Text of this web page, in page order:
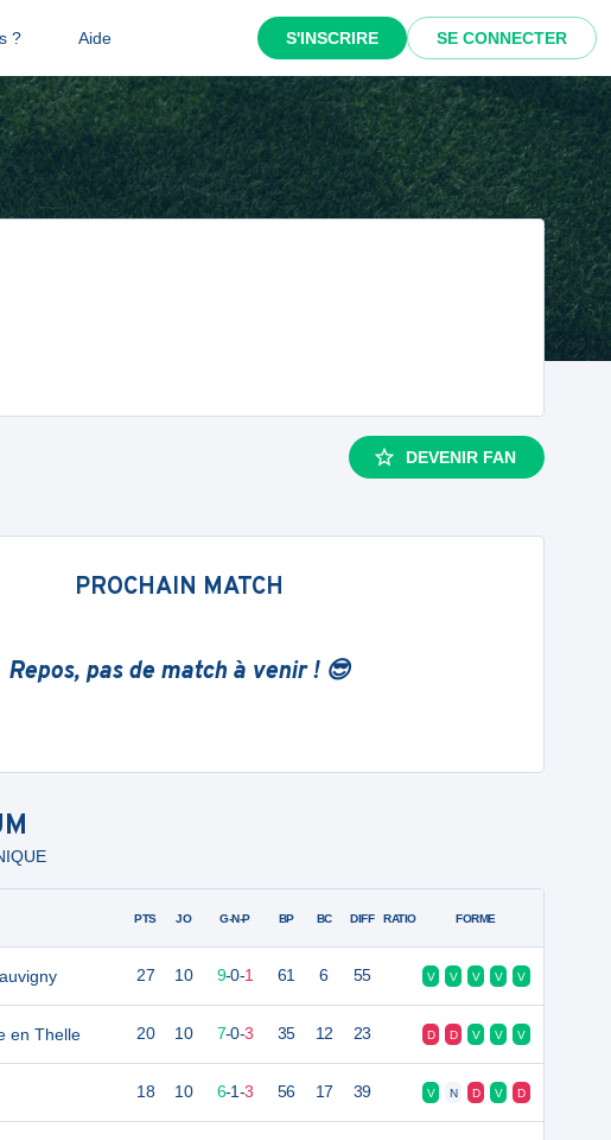
? Aide S'INSCRIRE SE CONNECTER
DEVENIR FAN
PROCHAIN MATCH
Repos, pas de match à venir ! 😎
en Thelle
PTS JO G-N-P BP BC DIFF RATIO FORME
27 10 9-0-1 61 6 55 V V V V V
20 10 7-0-3 35 12 23 D D V V V
18 10 6-1-3 56 17 39 V N D V D